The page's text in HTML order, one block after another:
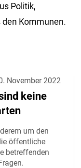
Politik,
Kommunen.
November 2022
keine
um den
öffentliche
betreffenden